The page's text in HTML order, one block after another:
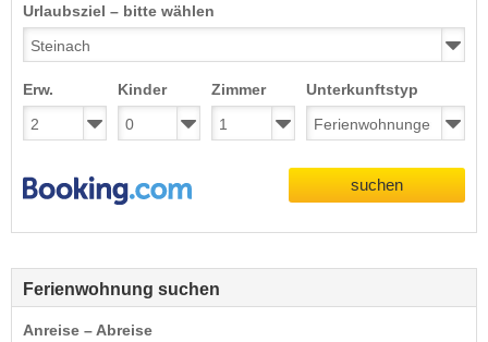
Urlaubsziel – bitte wählen
Erw. Kinder Zimmer Unterkunftstyp
suchen
Ferienwohnung suchen
Anreise – Abreise